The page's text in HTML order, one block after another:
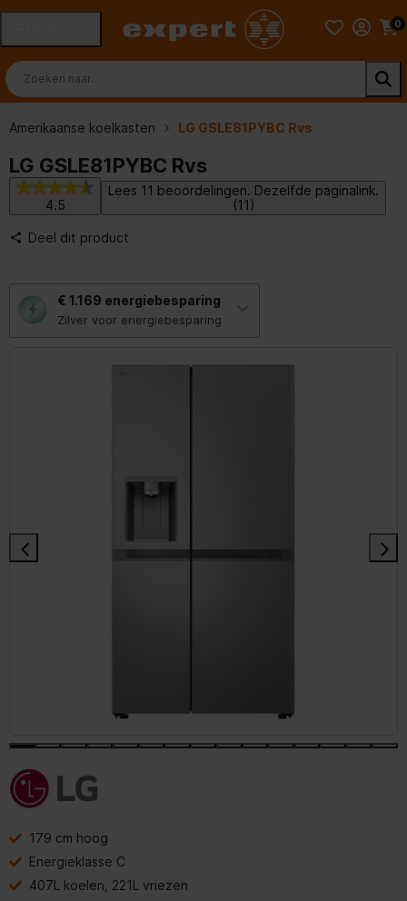
0
Amerikaanse koelkasten LG GSLE81PYBC Rvs
LG GSLE81PYBC Rvs
4.5
Lees 11 beoordelingen. Dezelfde paginalink.
(11)
Deel dit product
€ 1.169 energiebesparing
Zilver voor energiebesparing
deze
knop
opent
179 cm hoog
Energieklasse C
407L koelen, 221L vriezen